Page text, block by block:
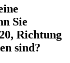
Sie
Richtung
sind?